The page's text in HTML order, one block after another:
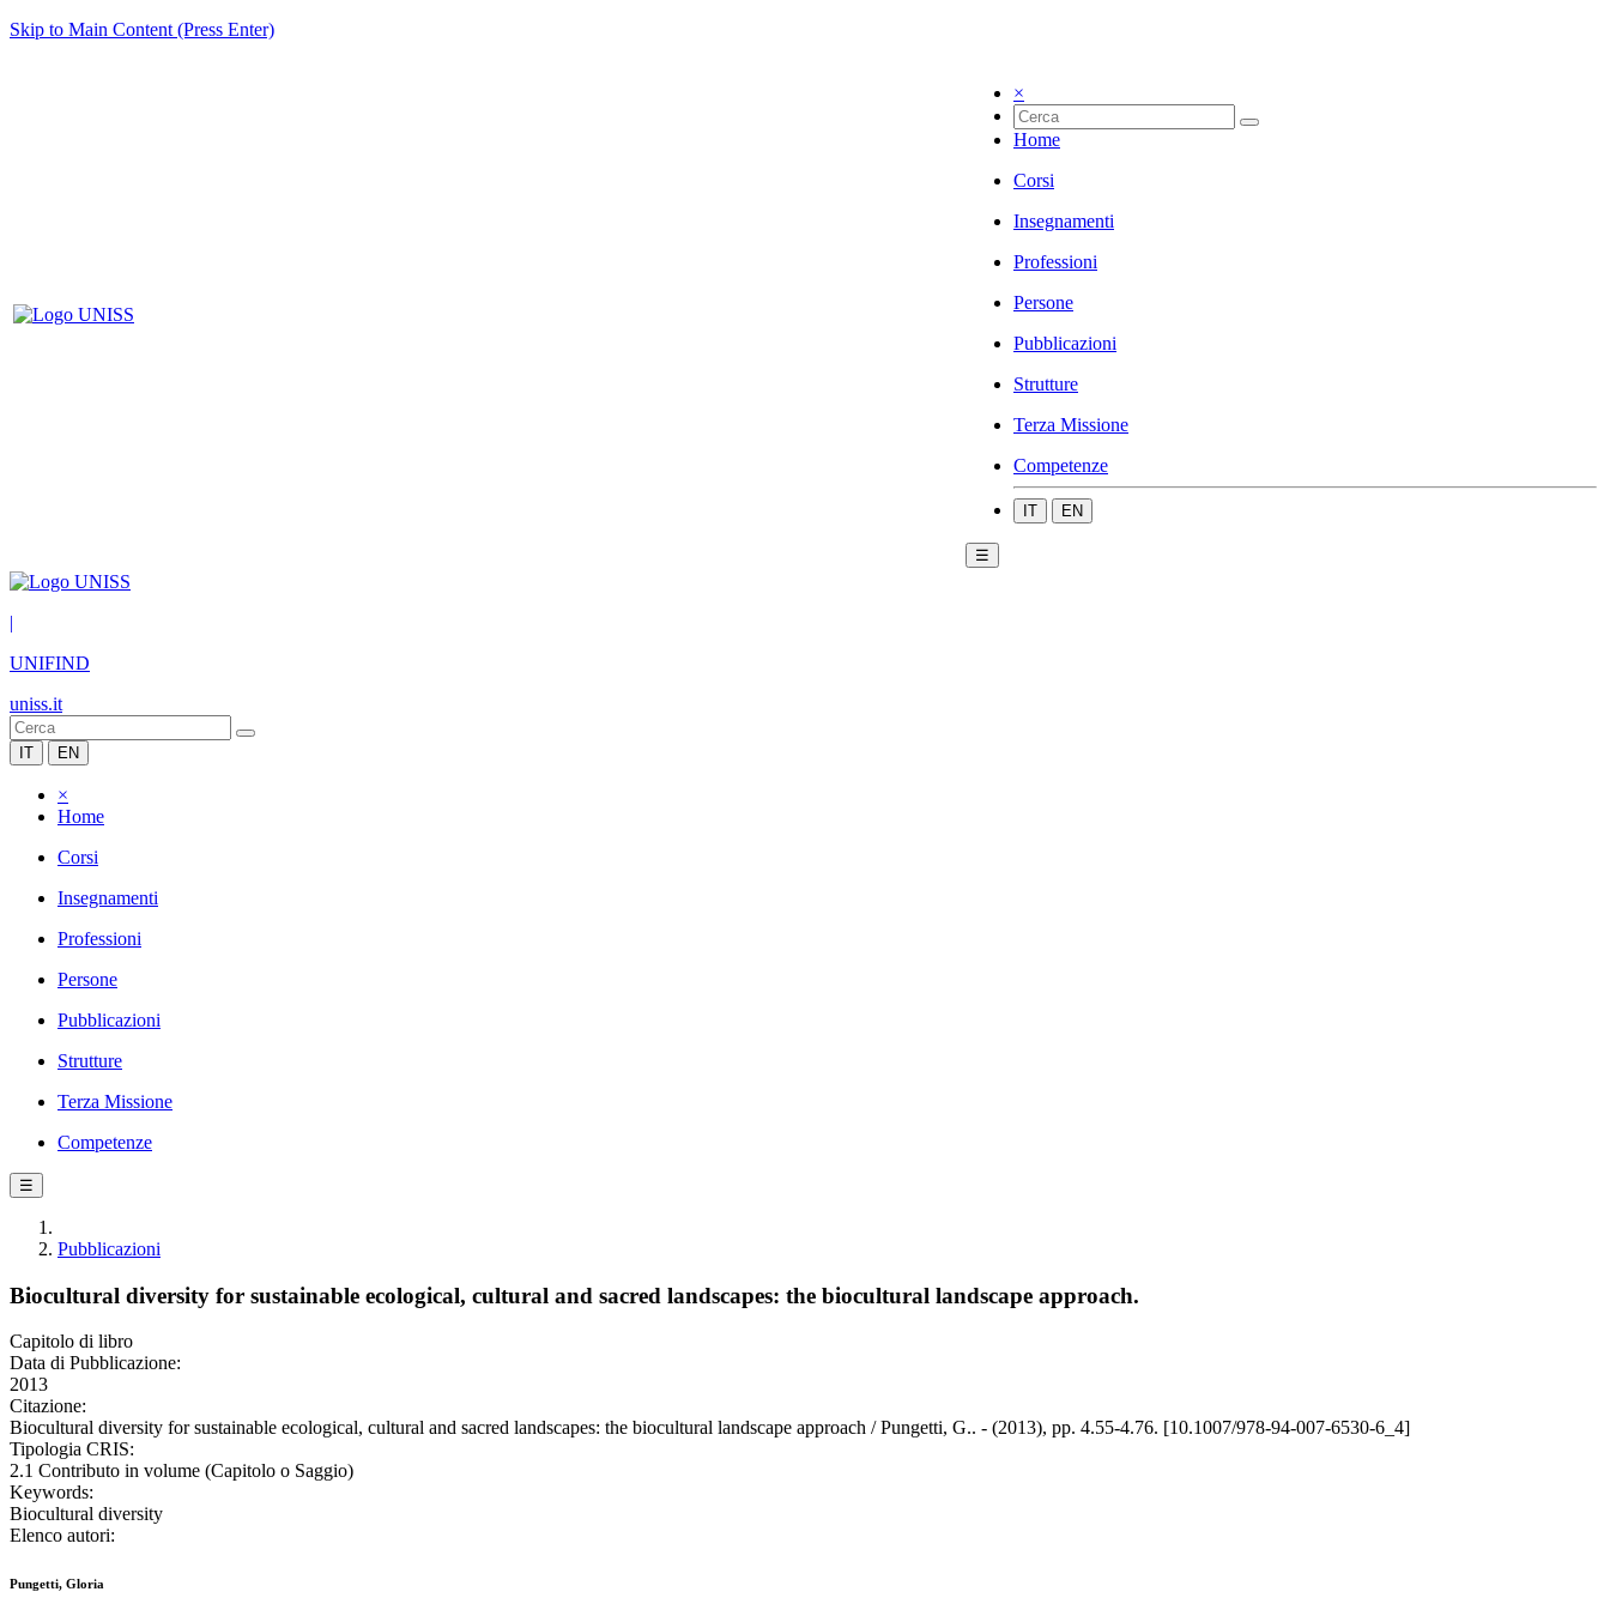
Skip to Main Content (Press Enter)
×
Home
Corsi
Insegnamenti
Professioni
Persone
Pubblicazioni
Strutture
Terza Missione
Competenze
IT EN
☰
|
UNIFIND
uniss.it
IT EN
×
Home
Corsi
Insegnamenti
Professioni
Persone
Pubblicazioni
Strutture
Terza Missione
Competenze
☰
Pubblicazioni
Biocultural diversity for sustainable ecological, cultural and sacred landscapes: the biocultural landscape approach.
Capitolo di libro
Data di Pubblicazione:
2013
Citazione:
Biocultural diversity for sustainable ecological, cultural and sacred landscapes: the biocultural landscape approach / Pungetti, G.. - (2013), pp. 4.55-4.76. [10.1007/978-94-007-6530-6_4]
Tipologia CRIS:
2.1 Contributo in volume (Capitolo o Saggio)
Keywords:
Biocultural diversity
Elenco autori:
Pungetti, Gloria